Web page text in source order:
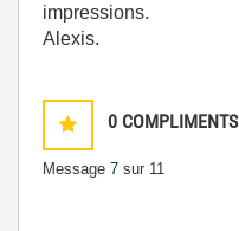
impressions.
Alexis.
0 COMPLIMENTS
Message 7 sur 11